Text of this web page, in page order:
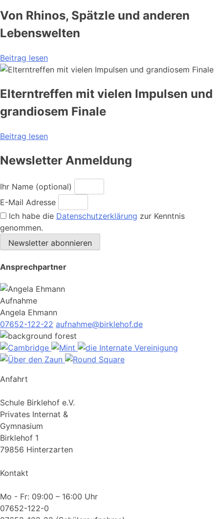
Von Rhinos, Spätzle und anderen
Lebenswelten
Beitrag lesen
Elterntreffen mit vielen Impulsen und
grandiosem Finale
Beitrag lesen
Newsletter Anmeldung
Ihr Name (optional)
E-Mail Adresse
Ich habe die Datenschutzerklärung zur Kenntnis
genommen.
Newsletter abonnieren
Ansprechpartner
Aufnahme
Angela Ehmann
07652-122-22 aufnahme@birklehof.de
Anfahrt
Schule Birklehof e.V.
Privates Internat &
Gymnasium
Birklehof 1
79856 Hinterzarten
Kontakt
Mo - Fr: 09:00 – 16:00 Uhr
07652-122-0